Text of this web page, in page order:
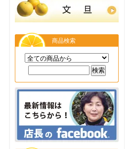
商品検索